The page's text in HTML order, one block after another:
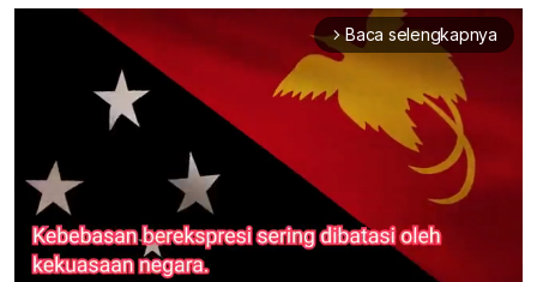
arrow_forward_ios Baca selengkapnya